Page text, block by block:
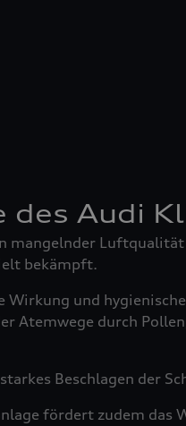
des Audi
mangelnder
bekämpft.
Wirkung und
Atemwege durch
Beschlagen der
fördert zudem das